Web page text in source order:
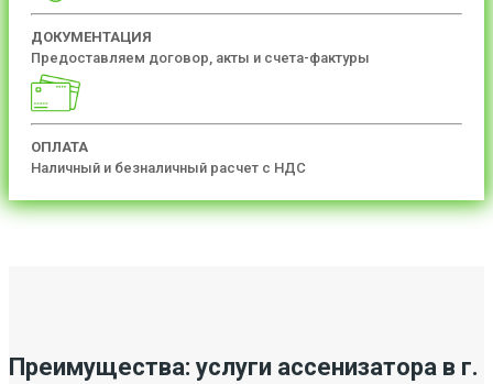
ДОКУМЕНТАЦИЯ
Предоставляем договор, акты и счета-фактуры
ОПЛАТА
Наличный и безналичный расчет с НДС
Преимущества: услуги ассенизатора в г.